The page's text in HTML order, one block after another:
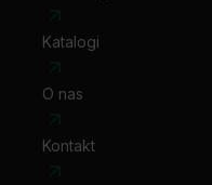
Katalogi
O nas
Kontakt